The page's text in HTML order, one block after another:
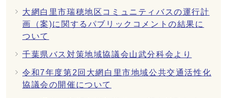
大網白里市瑞穂地区コミュニティバスの運行計
画（案)に関するパブリックコメントの結果に
ついて
千葉県バス対策地域協議会山武分科会より
令和7年度第2回大網白里市地域公共交通活性化
協議会の開催について